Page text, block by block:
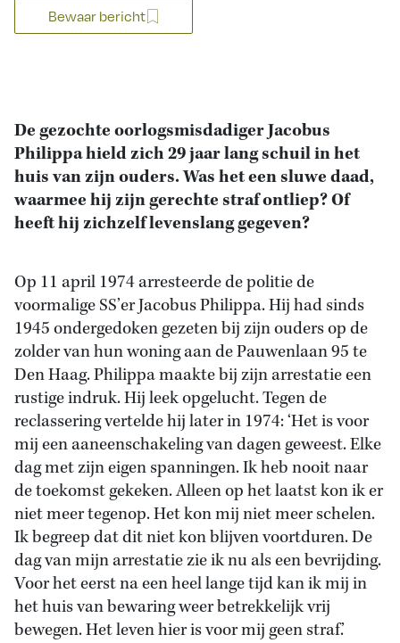
Bewaar bericht
De gezochte oorlogsmisdadiger Jacobus
Philippa hield zich 29 jaar lang schuil in het
huis van zijn ouders. Was het een sluwe daad,
waarmee hij zijn gerechte straf ontliep? Of
heeft hij zichzelf levenslang gegeven?
Op 11 april 1974 arresteerde de politie de
voormalige SS’er Jacobus Philippa. Hij had sinds
1945 ondergedoken gezeten bij zijn ouders op de
zolder van hun woning aan de Pauwenlaan 95 te
Den Haag. Philippa maakte bij zijn arrestatie een
rustige indruk. Hij leek opgelucht. Tegen de
reclassering vertelde hij later in 1974: ‘Het is voor
mij een aaneenschakeling van dagen geweest. Elke
dag met zijn eigen spanningen. Ik heb nooit naar
de toekomst gekeken. Alleen op het laatst kon ik er
niet meer tegenop. Het kon mij niet meer schelen.
Ik begreep dat dit niet kon blijven voortduren. De
dag van mijn arrestatie zie ik nu als een bevrijding.
Voor het eerst na een heel lange tijd kan ik mij in
het huis van bewaring weer betrekkelijk vrij
bewegen. Het leven hier is voor mij geen straf.’